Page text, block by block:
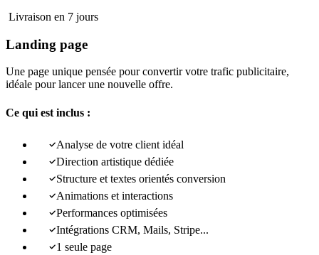
Livraison en 7 jours
Landing page
Une page unique pensée pour convertir votre trafic publicitaire,
idéale pour lancer une nouvelle offre.
Ce qui est inclus :
Analyse de votre client idéal
Direction artistique dédiée
Structure et textes orientés conversion
Animations et interactions
Performances optimisées
Intégrations CRM, Mails, Stripe...
1 seule page